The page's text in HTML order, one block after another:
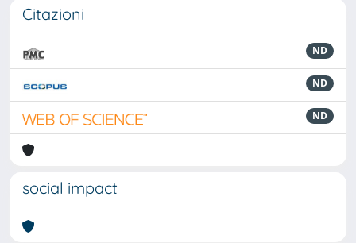
Citazioni
ND
ND
ND
social impact